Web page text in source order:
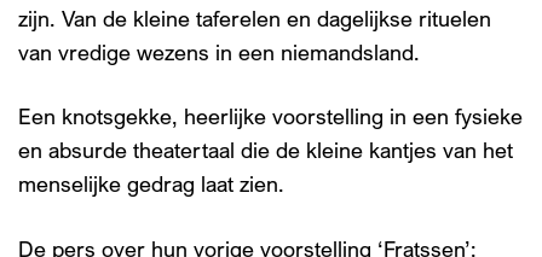
zijn. Van de kleine taferelen en dagelijkse rituelen
van vredige wezens in een niemandsland.
Een knotsgekke, heerlijke voorstelling in een fysieke
en absurde theatertaal die de kleine kantjes van het
menselijke gedrag laat zien.
De pers over hun vorige voorstelling ‘Fratssen’: